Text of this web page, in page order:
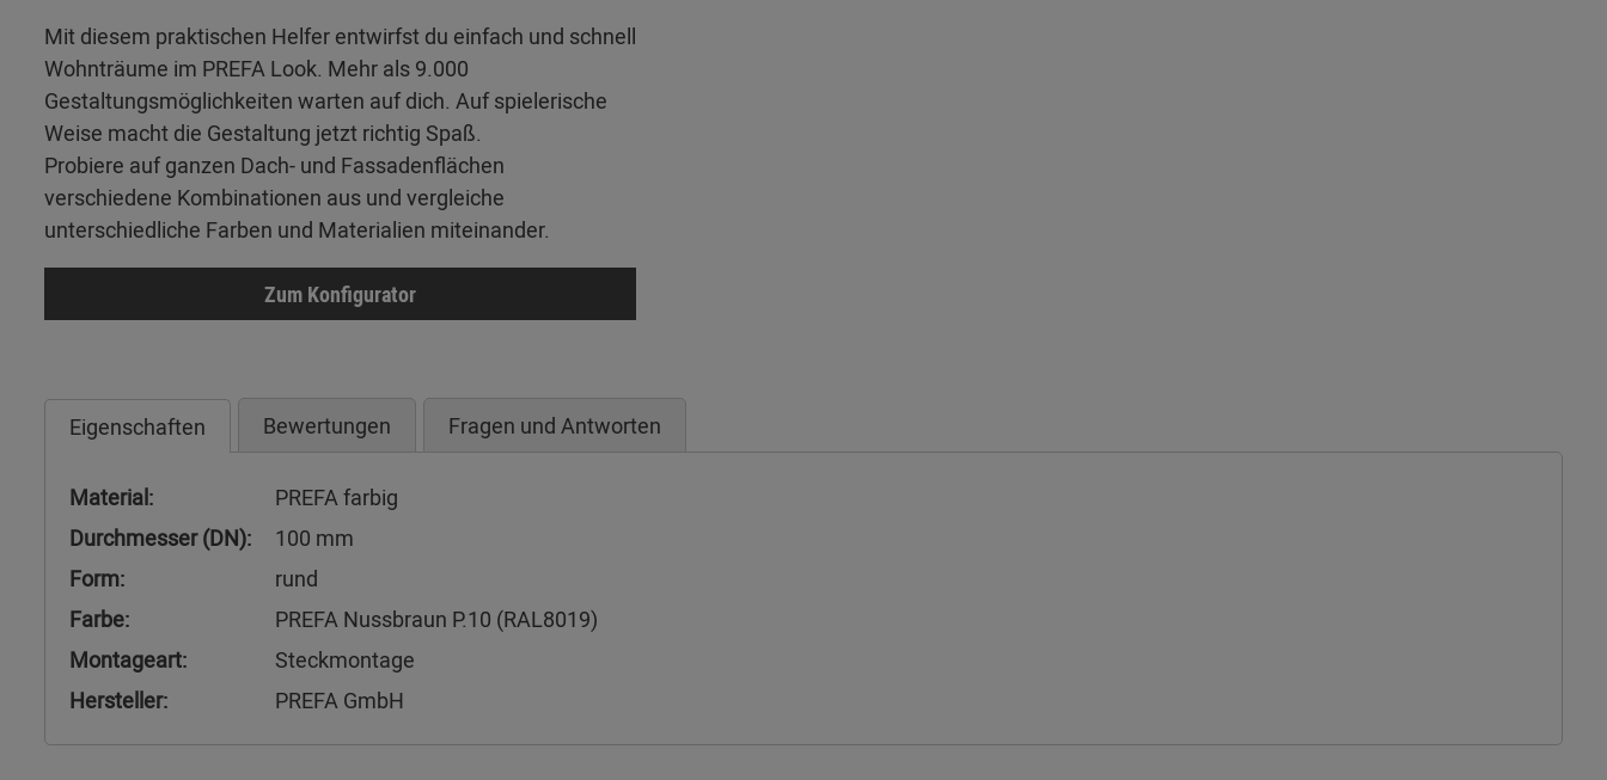
Mit diesem praktischen Helfer entwirfst du einfach und schnell
Wohnträume im PREFA Look. Mehr als 9.000
Gestaltungsmöglichkeiten warten auf dich. Auf spielerische
Weise macht die Gestaltung jetzt richtig Spaß.
Probiere auf ganzen Dach- und Fassadenflächen
verschiedene Kombinationen aus und vergleiche
unterschiedliche Farben und Materialien miteinander.
Zum Konfigurator
Eigenschaften Bewertungen Fragen und Antworten
Material:
PREFA farbig
Durchmesser (DN):
100 mm
Form:
rund
Farbe:
PREFA Nussbraun P.10 (RAL8019)
Montageart:
Steckmontage
Hersteller:
PREFA GmbH